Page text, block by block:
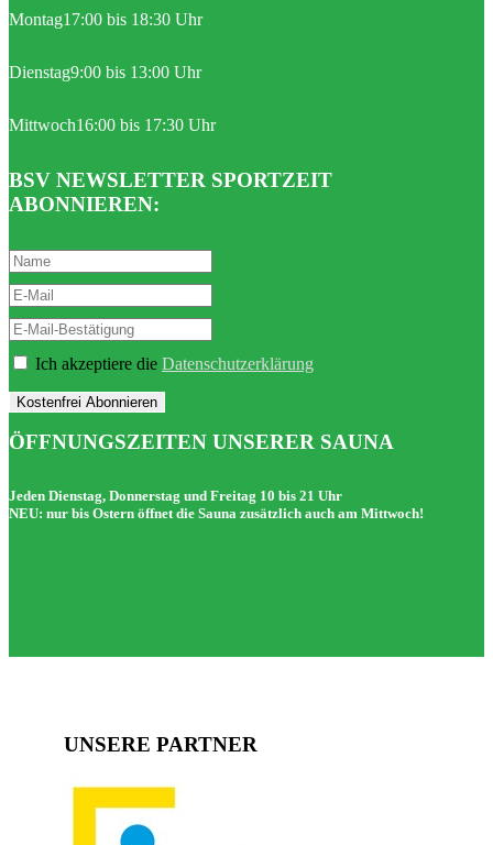
Montag17:00 bis 18:30 Uhr
Dienstag9:00 bis 13:00 Uhr
Mittwoch16:00 bis 17:30 Uhr
BSV NEWSLETTER SPORTZEIT
ABONNIEREN:
Ich akzeptiere die Datenschutzerklärung
Kostenfrei Abonnieren
ÖFFNUNGSZEITEN UNSERER SAUNA
Jeden Dienstag, Donnerstag und Freitag 10 bis 21 Uhr
NEU: nur bis Ostern öffnet die Sauna zusätzlich auch am Mittwoch!
UNSERE PARTNER